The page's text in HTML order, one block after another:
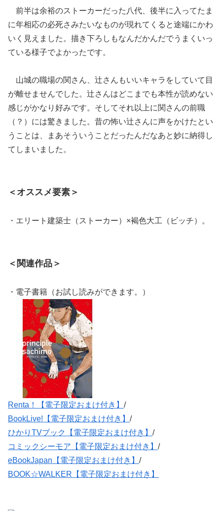
前半は余裕のストーカーだった八代、後半に入ってたま
に年相応の必死さみたいなものが現れてくると途端にかわ
いく見えました。描き下ろしもなんだかんだでうまくいっ
ている様子でよかったです。
山城の職場の関さん、辻さんもいいキャラをしていて目
が離せませんでした。辻さんはどこまでも本性が読めない
感じがかなり好みです。そしてそれ以上に関さんの前職
（？）には驚きました。昔の怖い辻さんに声をかけたとい
うことは、まあそういうことだったんだなあと妙に納得し
てしまいました。
＜オススメ要素＞
・エリート建築士（ストーカー）×褐色大工（ビッチ）。
＜関連作品＞
・電子書籍（お試し読みができます。）
Renta！【電子限定おまけ付き】 /
BookLive!【電子限定おまけ付き】 /
ひかりTVブック【電子限定おまけ付き】 /
コミックシーモア【電子限定おまけ付き】 /
eBookJapan【電子限定おまけ付き】 /
BOOK☆WALKER【電子限定おまけ付き】